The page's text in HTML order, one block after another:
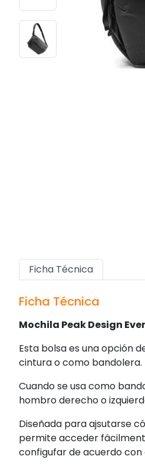
Ficha Técnica
Ficha Técnica
Mochila Peak Design
Esta bolsa es una opción
cintura o como bandolera.
Cuando se usa como
hombro derecho o
Diseñada para ajsutarse
permite acceder
configufar de acuerdo